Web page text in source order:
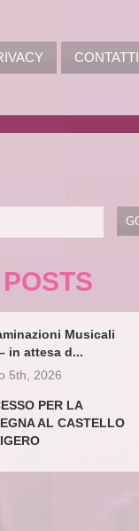
CONTATTI
POSTS
Musicali
in attesa d...
5th, 2026
PER LA
AL CASTELLO